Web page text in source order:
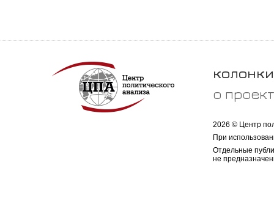
колонки
о
2026 © Центр
При
Отдельные
не